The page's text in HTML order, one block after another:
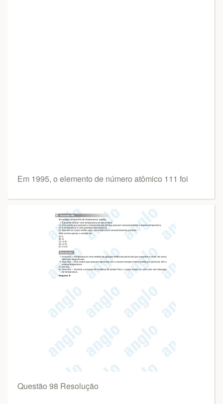
Em 1995, o elemento de número atômico 111 foi
Questão 98 Resolução